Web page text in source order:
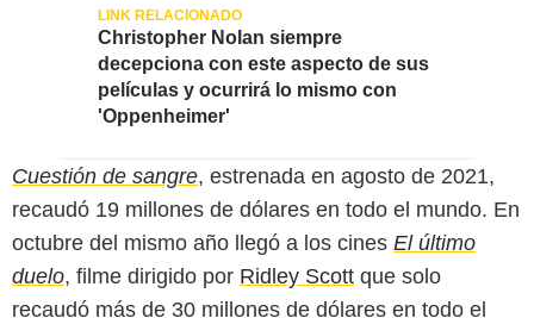
Christopher Nolan siempre
decepciona con este aspecto de sus
películas y ocurrirá lo mismo con
'Oppenheimer'
Cuestión de sangre, estrenada en agosto de 2021,
recaudó 19 millones de dólares en todo el mundo. En
octubre del mismo año llegó a los cines El último
duelo, filme dirigido por Ridley Scott que solo
recaudó más de 30 millones de dólares en todo el
Prime Video